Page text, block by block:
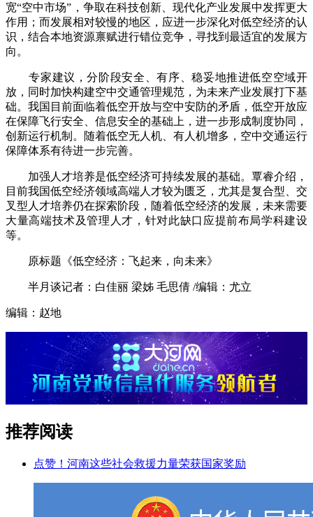
宽“空中市场”，争取在科技创新、现代化产业发展中发挥更大
作用；而发展相对较慢的地区，应进一步深化对低空经济的认
识，结合本地资源禀赋进行错位竞争，寻找到最适宜的发展方
向。
专家建议，分阶段安全、有序、稳妥地推进低空空域开
放，同时加快构建空中交通管理规范，为未来产业发展打下基
础。我国目前面临着低空开放与空中安防的矛盾，低空开放应
在保障飞行安全、信息安全的基础上，进一步形成制度协同，
创新运行机制。随着低空无人机、有人机增多，空中交通运行
保障体系有待进一步完善。
加强人才培养是低空经济可持续发展的基础。覃睿介绍，
目前我国低空经济领域高端人才较为匮乏，尤其是复合型、交
叉型人才培养仍在探索阶段，随着低空经济的发展，未来需要
大量高端技术及管理人才，针对此缺口应提前布局学科建设
等。
原标题《低空经济：飞起来，向未来》
半月谈记者：白佳丽 梁姊 毛思倩 /编辑：尤立
编辑：赵地
推荐阅读
点赞！河南这些社会救援力量荣获国家奖励